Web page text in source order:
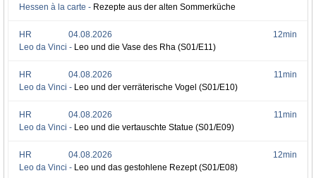
Hessen à la carte - Rezepte aus der alten Sommerküche
12min
HR
04.08.2026
Leo da Vinci - Leo und die Vase des Rha (S01/E11)
11min
HR
04.08.2026
Leo da Vinci - Leo und der verräterische Vogel (S01/E10)
11min
HR
04.08.2026
Leo da Vinci - Leo und die vertauschte Statue (S01/E09)
12min
HR
04.08.2026
Leo da Vinci - Leo und das gestohlene Rezept (S01/E08)